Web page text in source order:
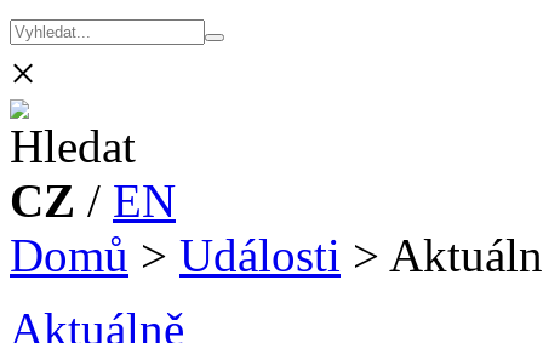
×
CZ / EN
Domů > Události >
Aktuálně